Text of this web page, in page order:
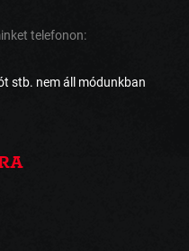
telefonon:
stb. nem áll módunkban